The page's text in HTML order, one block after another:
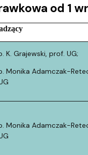
od 1
K. Grajewski, prof. UG;
Monika Adamczak-
Monika Adamczak-